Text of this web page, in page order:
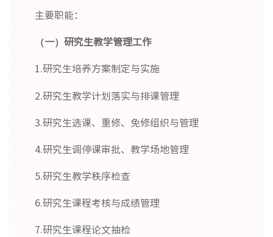
主要职能：
（一）研究生教学管理工作
1.研究生培养方案制定与实施
2.研究生教学计划落实与排课管理
3.研究生选课、重修、免修组织与管理
4.研究生调停课审批、教学场地管理
5.研究生教学秩序检查
6.研究生课程考核与成绩管理
7.研究生课程论文抽检